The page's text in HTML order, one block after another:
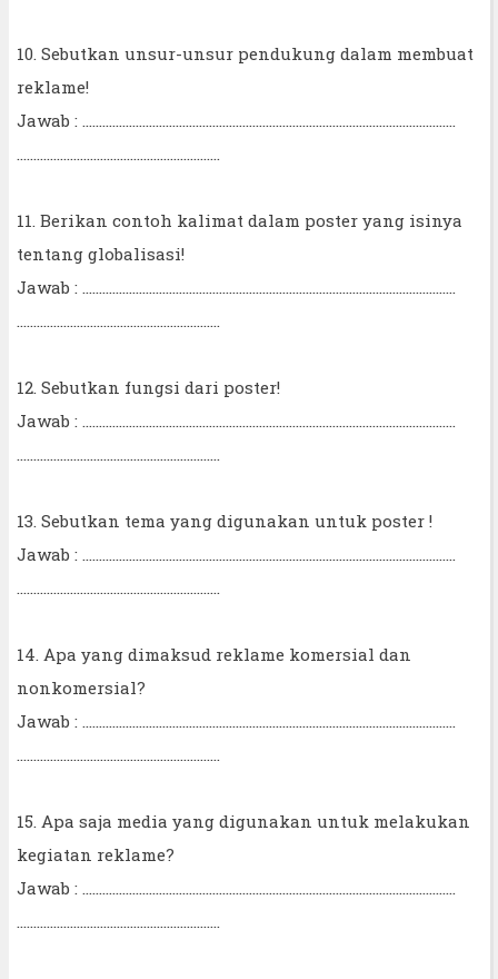
10. Sebutkan unsur-unsur pendukung dalam membuat
reklame!
Jawab : ................................................................................................................
.............................................................
11. Berikan contoh kalimat dalam poster yang isinya
tentang globalisasi!
Jawab : ................................................................................................................
.............................................................
12. Sebutkan fungsi dari poster!
Jawab : ................................................................................................................
.............................................................
13. Sebutkan tema yang digunakan untuk poster !
Jawab : ................................................................................................................
.............................................................
14. Apa yang dimaksud reklame komersial dan
nonkomersial?
Jawab : ................................................................................................................
.............................................................
15. Apa saja media yang digunakan untuk melakukan
kegiatan reklame?
Jawab : ................................................................................................................
.............................................................